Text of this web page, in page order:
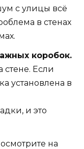
с улицы всё
в стенах
коробок.
стене. Если
установлена в
и это
на